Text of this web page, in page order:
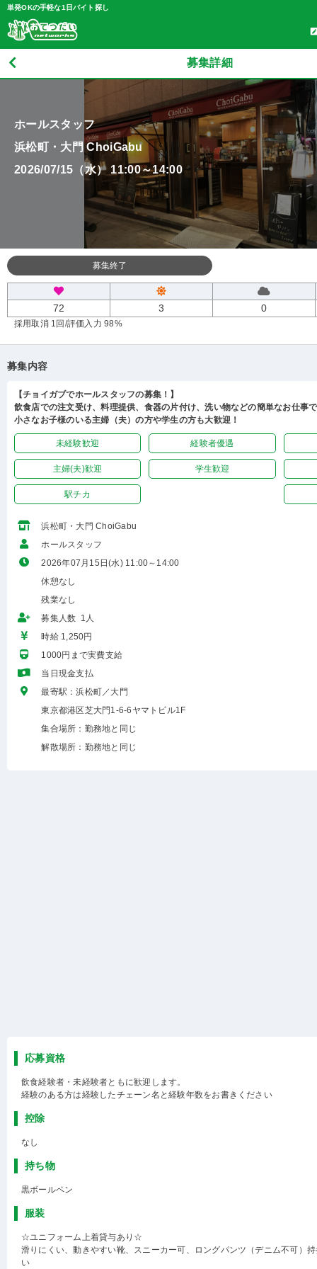
単発OKの手軽な1日バイト探し
募集詳細
ホールスタッフ
浜松町・大門 ChoiGabu
2026/07/15（水） 11:00～14:00
募集終了
72 3 0
採用取消 1回 /評価入力 98%
募集内容
【チョイガブでホールスタッフの募集！】
飲食店での注文受け、料理提供、食器の片付け、洗い物などの簡単なお仕事
小さなお子様のいる主婦（夫）の方や学生の方も大歓迎！
未経験歓迎 経験者優遇
主婦(夫)歓迎 学生歓迎
駅チカ
浜松町・大門 ChoiGabu
ホールスタッフ
2026年07月15日(水) 11:00～14:00
休憩なし
残業なし
募集人数 1人
時給 1,250円
1000円まで実費支給
当日現金支払
最寄駅：浜松町／大門
東京都港区芝大門1-6-6ヤマトビル1F
集合場所：勤務地と同じ
解散場所：勤務地と同じ
応募資格
飲食経験者・未経験者ともに歓迎します。
経験のある方は経験したチェーン名と経験年数をお書きください
控除
なし
持ち物
黒ボールペン
服装
☆ユニフォーム上着貸与あり☆
滑りにくい、動きやすい靴、スニーカー可、ロングパンツ（デニム不可）
い